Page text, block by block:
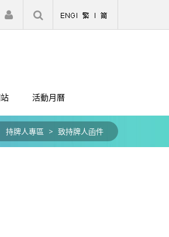
註冊 登入
活動月曆
持牌人專區 > 致持牌人函件